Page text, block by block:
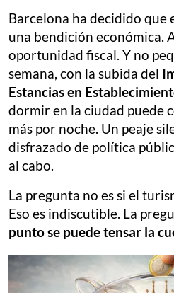
Barcelona ha decidido que
una bendición económica.
oportunidad fiscal. Y no
semana, con la subida del
Estancias en
dormir en la ciudad puede
más por noche. Un peaje
disfrazado de política
al cabo.
La pregunta no es si el
Eso es indiscutible. La
punto se puede tensar la